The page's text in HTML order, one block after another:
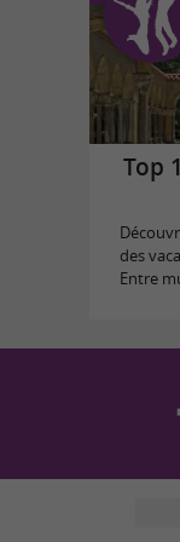
Top
des
Entre